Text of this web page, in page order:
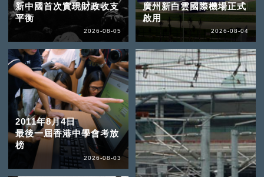
新中國首次實現財政收支
平衡
2026-08-05
廣州新白雲國際機場正式
啟用
2026-08-04
2011年8月4日
最後一屆香港中學會考放
榜
2026-08-03